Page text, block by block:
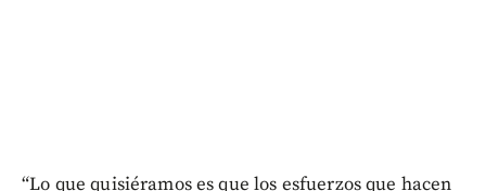
“Lo que quisiéramos es que los esfuerzos que hacen